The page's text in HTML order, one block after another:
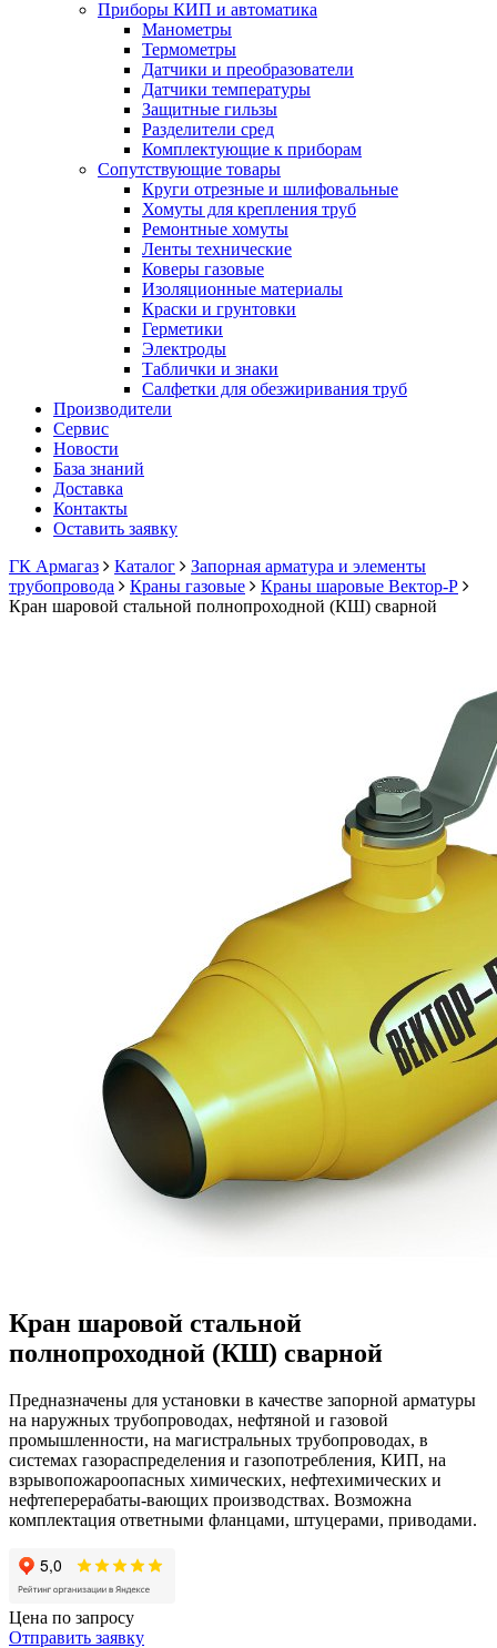
Приборы КИП и автоматика
Манометры
Термометры
Датчики и преобразователи
Датчики температуры
Защитные гильзы
Разделители сред
Комплектующие к приборам
Сопутствующие товары
Круги отрезные и шлифовальные
Хомуты для крепления труб
Ремонтные хомуты
Ленты технические
Коверы газовые
Изоляционные материалы
Краски и грунтовки
Герметики
Электроды
Таблички и знаки
Салфетки для обезжиривания труб
Производители
Сервис
Новости
База знаний
Доставка
Контакты
Оставить заявку
ГК Армагаз
Каталог
Запорная арматура и элементы
трубопровода
Краны газовые
Краны шаровые Вектор-Р
Кран шаровой стальной полнопроходной (КШ) сварной
Кран шаровой стальной
полнопроходной (КШ) сварной
Предназначены для установки в качестве запорной арматуры
на наружных трубопроводах, нефтяной и газовой
промышленности, на магистральных трубопроводах, в
системах газораспределения и газопотребления, КИП, на
взрывопожароопасных химических, нефтехимических и
нефтеперерабаты-вающих производствах. Возможна
комплектация ответными фланцами, штуцерами, приводами.
Цена по запросу
Отправить заявку